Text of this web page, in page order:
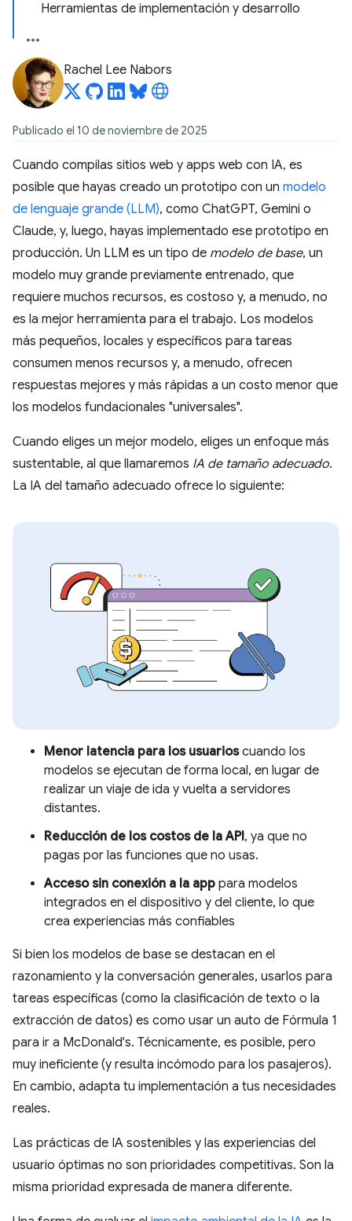
Herramientas de implementación y desarrollo
Rachel Lee Nabors
Publicado el 10 de noviembre de 2025
Cuando compilas sitios web y apps web con IA, es
posible que hayas creado un prototipo con un modelo
de lenguaje grande (LLM), como ChatGPT, Gemini o
Claude, y, luego, hayas implementado ese prototipo en
producción. Un LLM es un tipo de modelo de base, un
modelo muy grande previamente entrenado, que
requiere muchos recursos, es costoso y, a menudo, no
es la mejor herramienta para el trabajo. Los modelos
más pequeños, locales y específicos para tareas
consumen menos recursos y, a menudo, ofrecen
respuestas mejores y más rápidas a un costo menor que
los modelos fundacionales "universales".
Cuando eliges un mejor modelo, eliges un enfoque más
sustentable, al que llamaremos IA de tamaño adecuado.
La IA del tamaño adecuado ofrece lo siguiente:
Menor latencia para los usuarioscuando los
modelos se ejecutan de forma local, en lugar de
realizar un viaje de ida y vuelta a servidores
distantes.
Reducción de los costos de la API, ya que no
pagas por las funciones que no usas.
Acceso sin conexión a la app para modelos
integrados en el dispositivo y del cliente, lo que
crea experiencias más confiables
Si bien los modelos de base se destacan en el
razonamiento y la conversación generales, usarlos para
tareas específicas (como la clasificación de texto o la
extracción de datos) es como usar un auto de Fórmula 1
para ir a McDonald's. Técnicamente, es posible, pero
muy ineficiente (y resulta incómodo para los pasajeros).
En cambio, adapta tu implementación a tus necesidades
reales.
Las prácticas de IA sostenibles y las experiencias del
usuario óptimas no son prioridades competitivas. Son la
misma prioridad expresada de manera diferente.